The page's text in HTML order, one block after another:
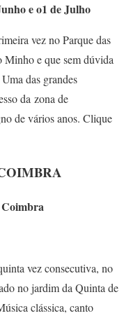
e o1 de Julho
vez no Parque das
Minho e que sem dúvida
das grandes
da zona de
de vários anos. Clique
vez consecutiva, no
no jardim da Quinta de
clássica, canto